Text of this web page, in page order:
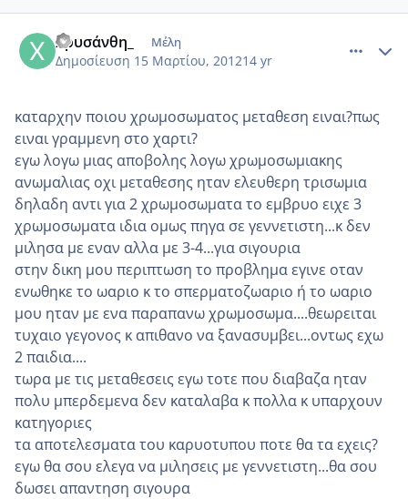
Χρυσάνθη_ Μέλη
Δημοσίευση 15 Μαρτίου, 201214 yr
καταρχην ποιου χρωμοσωματος μεταθεση ειναι?πως
ειναι γραμμενη στο χαρτι?
εγω λογω μιας αποβολης λογω χρωμοσωμιακης
ανωμαλιας οχι μεταθεσης ηταν ελευθερη τρισωμια
δηλαδη αντι για 2 χρωμοσωματα το εμβρυο ειχε 3
χρωμοσωματα ιδια ομως πηγα σε γεννετιστη...κ δεν
μιλησα με εναν αλλα με 3-4...για σιγουρια
στην δικη μου περιπτωση το προβλημα εγινε οταν
ενωθηκε το ωαριο κ το σπερματοζωαριο ή το ωαριο
μου ηταν με ενα παραπανω χρωμοσωμα....θεωρειται
τυχαιο γεγονος κ απιθανο να ξανασυμβει...οντως εχω
2 παιδια....
τωρα με τις μεταθεσεις εγω τοτε που διαβαζα ηταν
πολυ μπερδεμενα δεν καταλαβα κ πολλα κ υπαρχουν
κατηγοριες
τα αποτελεσματα του καρυοτυπου ποτε θα τα εχεις?
εγω θα σου ελεγα να μιλησεις με γεννετιστη...θα σου
δωσει απαντηση σιγουρα